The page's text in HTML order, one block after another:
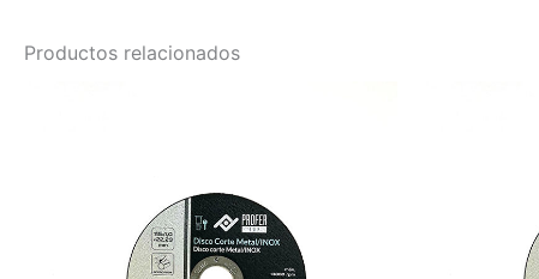
Productos relacionados